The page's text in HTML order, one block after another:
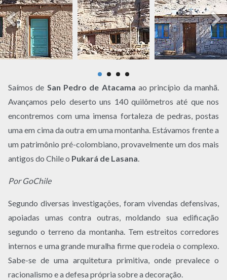
Saímos de San Pedro de Atacama ao princípio da manhã.
Avançamos pelo deserto uns 140 quilômetros até que nos
encontremos com uma imensa fortaleza de pedras, postas
uma em cima da outra em uma montanha. Estávamos frente a
um patrimônio pré-colombiano, provavelmente um dos mais
antigos do Chile o Pukará de Lasana
Por GoChile
Segundo diversas investigações, foram vivendas defensivas,
apoiadas umas contra outras, moldando sua edificação
segundo o terreno da montanha. Tem estreitos corredores
internos e uma grande muralha firme que rodeia o complexo.
Sabe-se de uma arquitetura primitiva, onde prevalece o
racionalismo e a defesa própria sobre a decoração.